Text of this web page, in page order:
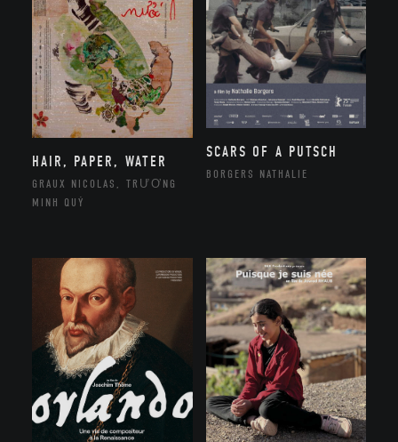
HAIR, PAPER, WATER
GRAUX NICOLAS, TRƯƠNG
MINH QUÝ
SCARS OF A PUTSCH
BORGERS NATHALIE